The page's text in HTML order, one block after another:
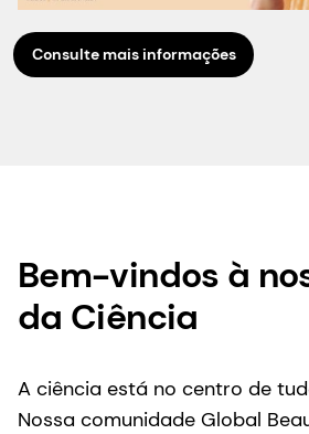
Consulte mais informações
Bem-vindos à
da Ciência
A ciência está no centro de
Nossa comunidade Global